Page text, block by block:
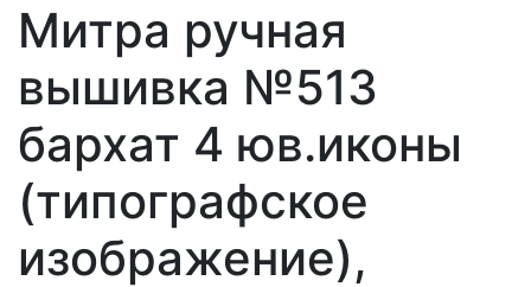
Митра ручная
вышивка №513
бархат 4 юв.иконы
(типографское
изображение),